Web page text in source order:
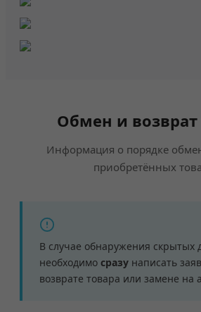
Обмен и возврат
Информация о порядке
приобретённых
В случае обнаружения скрытых
необходимо сразу написать
возврате товара или замене на